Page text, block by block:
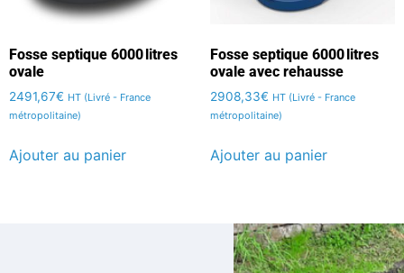
Fosse septique 6000 litres
ovale
2491,67€ HT (Livré - France
métropolitaine)
Ajouter au panier
Fosse septique 6000 litres
ovale avec rehausse
2908,33€ HT (Livré - France
métropolitaine)
Ajouter au panier